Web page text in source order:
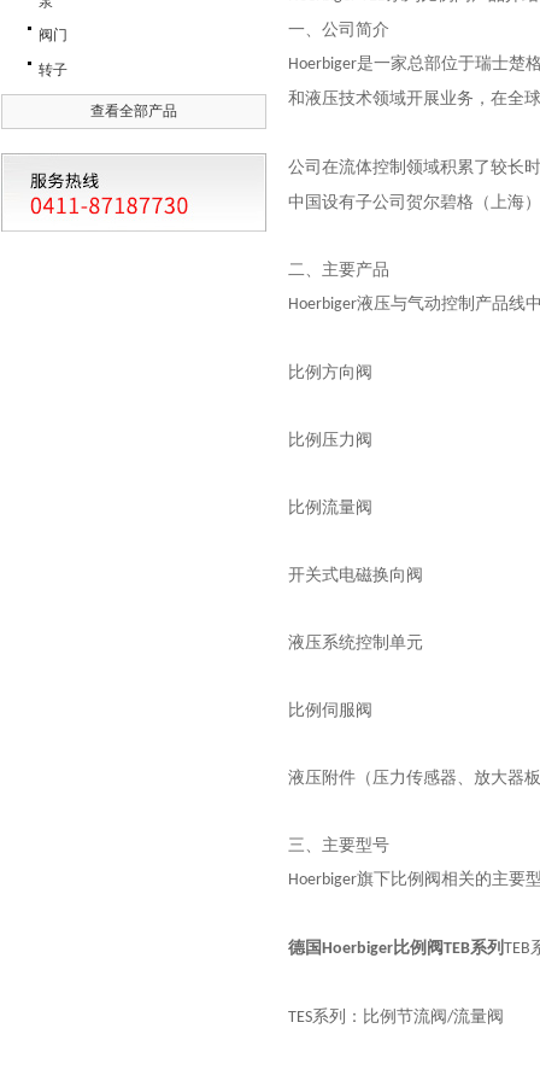
阀门
转子
查看全部产品
一、公司简介
Hoerbiger是一家总部位于瑞士楚
和液压技术领域开展业务，在全球
公司在流体控制领域积累了较长
中国设有子公司贺尔碧格（上海
二、主要产品
Hoerbiger液压与气动控制产品线
比例方向阀
比例压力阀
比例流量阀
开关式电磁换向阀
液压系统控制单元
比例伺服阀
液压附件（压力传感器、放大器
三、主要型号
Hoerbiger旗下比例阀相关的主要
德国Hoerbiger比例阀TEB系列TEB
TES系列：比例节流阀/流量阀